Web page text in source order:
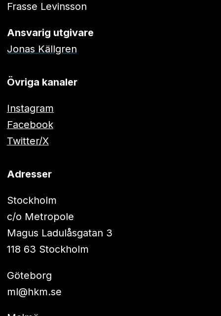
Frasse Levinsson
Ansvarig utgivare
Jonas Källgren
Övriga kanaler
Instagram
Facebook
Twitter/X
Adresser
Stockholm
c/o Metropole
Magus Ladulåsgatan 3
118 63 Stockholm
Göteborg
ml@hkm.se